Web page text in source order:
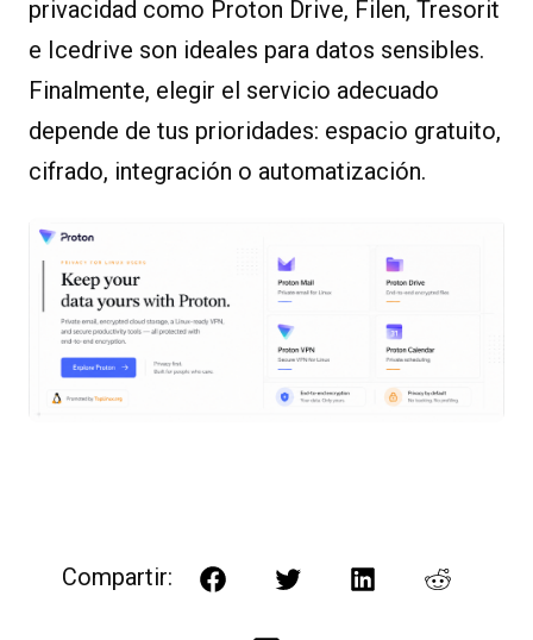
privacidad como Proton Drive, Filen, Tresorit
e Icedrive son ideales para datos sensibles.
Finalmente, elegir el servicio adecuado
depende de tus prioridades: espacio gratuito,
cifrado, integración o automatización.
Compartir: FacebookTwitterLinkedInReddit